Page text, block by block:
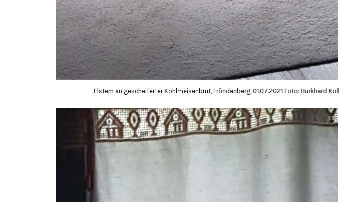
Elstern an gescheiterter Kohlmeisenbrut, Fröndenberg, 01.07.2021 Foto: Burkhard Koll